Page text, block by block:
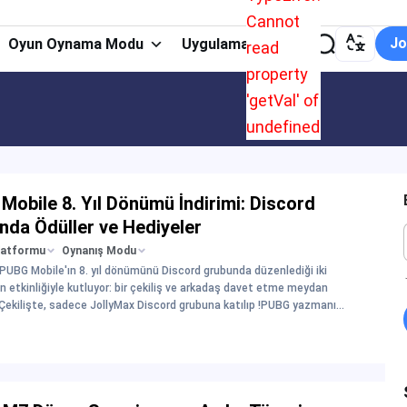
Cannot
read
property
'getVal' of
undefined
Oyun Oynama Modu Uygulama Türü
Mobile 8. Yıl Dönümü İndirimi: Discord
Ödüller ve Hediyeler
Oynanış Modu
Mobile'ın 8. yıl dönümünü Discord grubunda düzenlediği iki
etkinliğiyle kutluyor: bir çekiliş ve arkadaş davet etme meydan
sadece JollyMax Discord grubuna katılıp !PUBG yazmanız
a
ee